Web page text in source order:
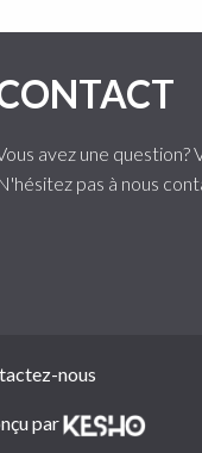
avez une question?
pas à nous
nous
par